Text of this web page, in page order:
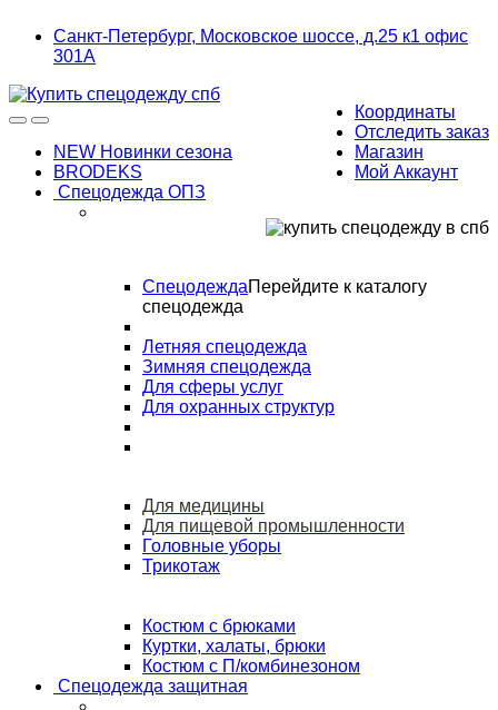
navigation
content
Санкт-Петербург, Московское шоссе, д.25 к1 офис
301А
Координаты
Отследить заказ
Магазин
Мой Аккаунт
NEW Новинки сезона
BRODEKS
Спецодежда ОПЗ
СпецодеждаПерейдите к каталогу
спецодежда
Летняя спецодежда
Зимняя спецодежда
Для сферы услуг
Для охранных структур
Для медицины
Для пищевой промышленности
Головные уборы
Трикотаж
Костюм с брюками
Куртки, халаты, брюки
Костюм с П/комбинезоном
Спецодежда защитная